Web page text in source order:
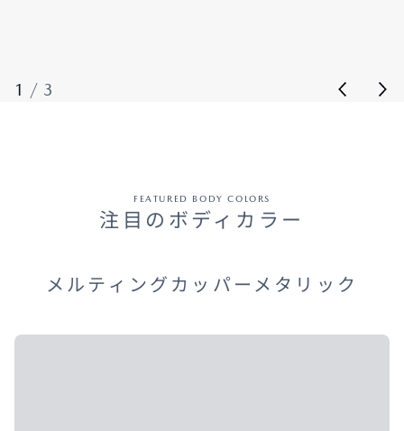
1 / 3
FEATURED BODY COLORS
注目のボディカラー
メルティングカッパーメタリック